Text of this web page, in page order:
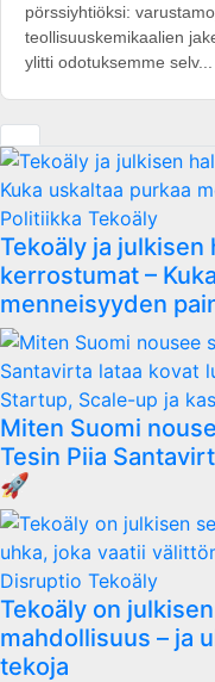
pörssiyhtiöksi:
teollisuuskemikaalien
ylitti odotuksemme selv...
Politiikka Tekoäly
Tekoäly ja
kerrostumat –
menneisyyden
Startup, Scale-up ja
Miten Suomi
Tesin Piia
🚀
Disruptio Tekoäly
Tekoäly on
mahdollisuus – ja
tekoja